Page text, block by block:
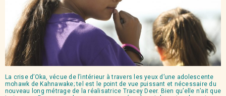
La crise d’Oka, vécue de l’intérieur à travers les yeux d’une adolescente
mohawk de Kahnawake; tel est le point de vue puissant et nécessaire du
nouveau long métrage de la réalisatrice Tracey Deer. Bien qu’elle n’ait que